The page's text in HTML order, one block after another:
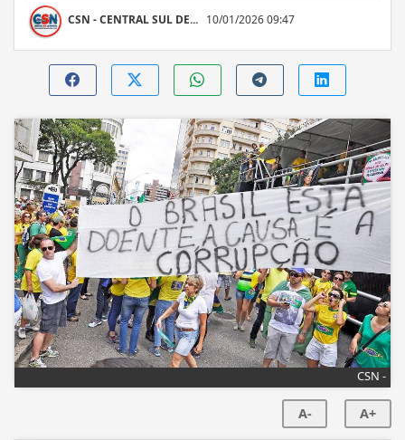
CSN - CENTRAL SUL DE... 10/01/2026 09:47
CSN -
A- A+